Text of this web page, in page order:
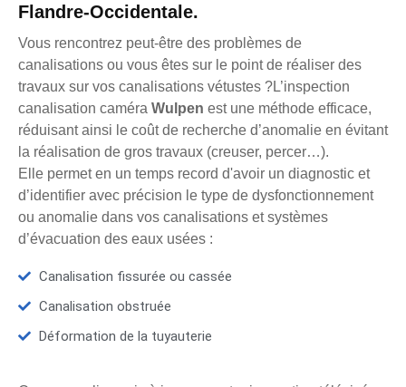
Flandre-Occidentale.
Vous rencontrez peut-être des problèmes de
canalisations ou vous êtes sur le point de réaliser des
travaux sur vos canalisations vétustes ?L’inspection
canalisation caméra Wulpen est une méthode efficace,
réduisant ainsi le coût de recherche d’anomalie en évitant
la réalisation de gros travaux (creuser, percer…).
Elle permet en un temps record d'avoir un diagnostic et
d’identifier avec précision le type de dysfonctionnement
ou anomalie dans vos canalisations et systèmes
d’évacuation des eaux usées :
Canalisation fissurée ou cassée
Canalisation obstruée
Déformation de la tuyauterie